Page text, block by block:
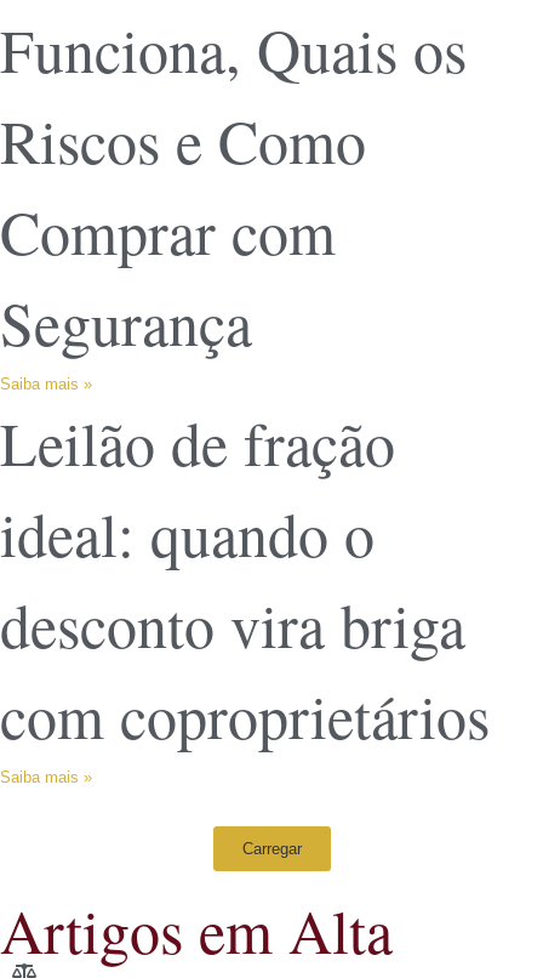
Funciona, Quais os
Riscos e Como
Comprar com
Segurança
Saiba mais »
Leilão de fração
ideal: quando o
desconto vira briga
com coproprietários
Saiba mais »
Carregar
Artigos em Alta